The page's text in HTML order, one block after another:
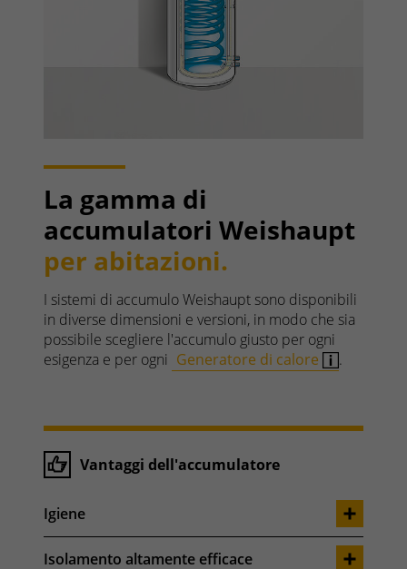
La gamma di
accumulatori Weishaupt
per abitazioni.
I sistemi di accumulo Weishaupt sono disponibili
in diverse dimensioni e versioni, in modo che sia
possibile scegliere l'accumulo giusto per ogni
esigenza e per ogni Generatore di calore .
Vantaggi dell'accumulatore
Igiene
Isolamento altamente efficace